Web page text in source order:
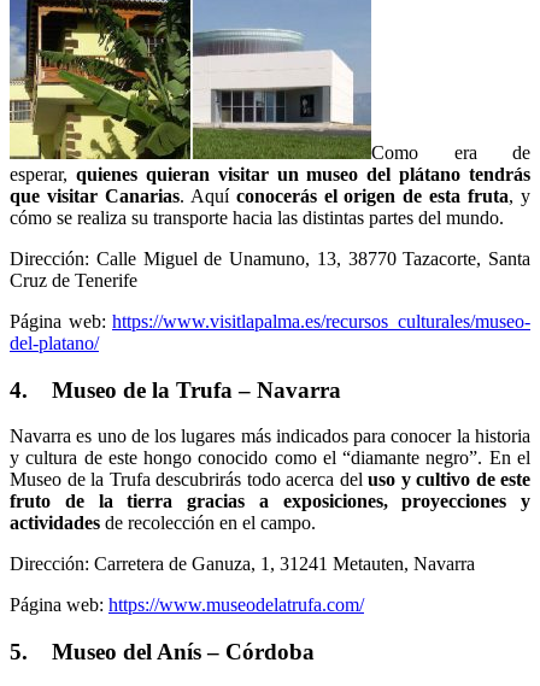
Como era de
esperar, quienes quieran visitar un museo del plátano tendrás
que visitar Canarias. Aquí conocerás el origen de esta fruta, y
cómo se realiza su transporte hacia las distintas partes del mundo.
Dirección: Calle Miguel de Unamuno, 13, 38770 Tazacorte, Santa
Cruz de Tenerife
Página web: https://www.visitlapalma.es/recursos_culturales/museo-
del-platano/
4. Museo de la Trufa – Navarra
Navarra es uno de los lugares más indicados para conocer la historia
y cultura de este hongo conocido como el “diamante negro”. En el
Museo de la Trufa descubrirás todo acerca del uso y cultivo de este
fruto de la tierra gracias a exposiciones, proyecciones y
actividades de recolección en el campo.
Dirección: Carretera de Ganuza, 1, 31241 Metauten, Navarra
Página web: https://www.museodelatrufa.com/
5. Museo del Anís – Córdoba